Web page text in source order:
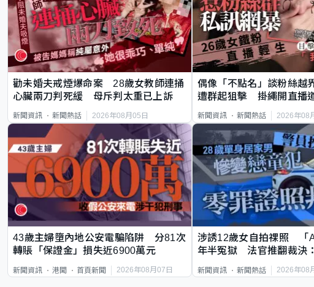
勸未婚夫戒煙爆命案 28歲女教師連捅
心臟兩刀判死緩 母斥判太重已上訴
新聞資訊 新聞熱話 2026年08月05日
偶像「不點名」談粉絲
遭群起狙擊 掛繩開直播
新聞資訊 新聞熱話 2026年08
43歲主婦墮內地公安電騙陷阱 分81次
轉賬「保證金」損失近6900萬元
新聞資訊 港聞 首頁新聞 2026年08月07日
涉誘12歲女自拍祼照 「
年半冤獄 法官推翻裁決
新聞資訊 新聞熱話 2026年08